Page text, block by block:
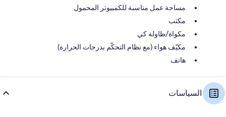
مساحة عمل مناسبة للكمبيوتر المحمول
مكتب
مكواة/طاولة كي
مكيّف هواء (مع نظام التحكّم بدرجات الحرارة)
هاتف
السياسات